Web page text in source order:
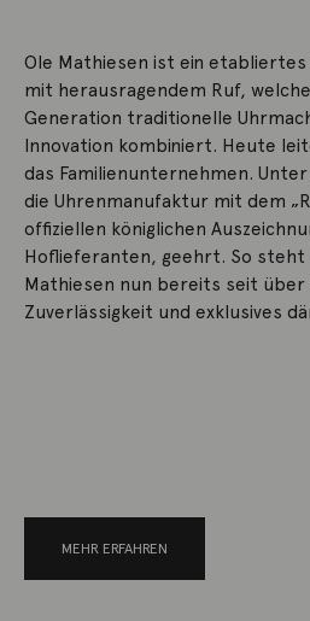
Ole Mathiesen ist ein
mit herausragendem Ruf,
Generation traditionelle
Innovation kombiniert. Heute
das Familienunternehmen.
die Uhrenmanufaktur mit dem
offiziellen königlichen
Hoflieferanten, geehrt. So steht
Mathiesen nun bereits seit
Zuverlässigkeit und exklusives
MEHR ERFAHREN